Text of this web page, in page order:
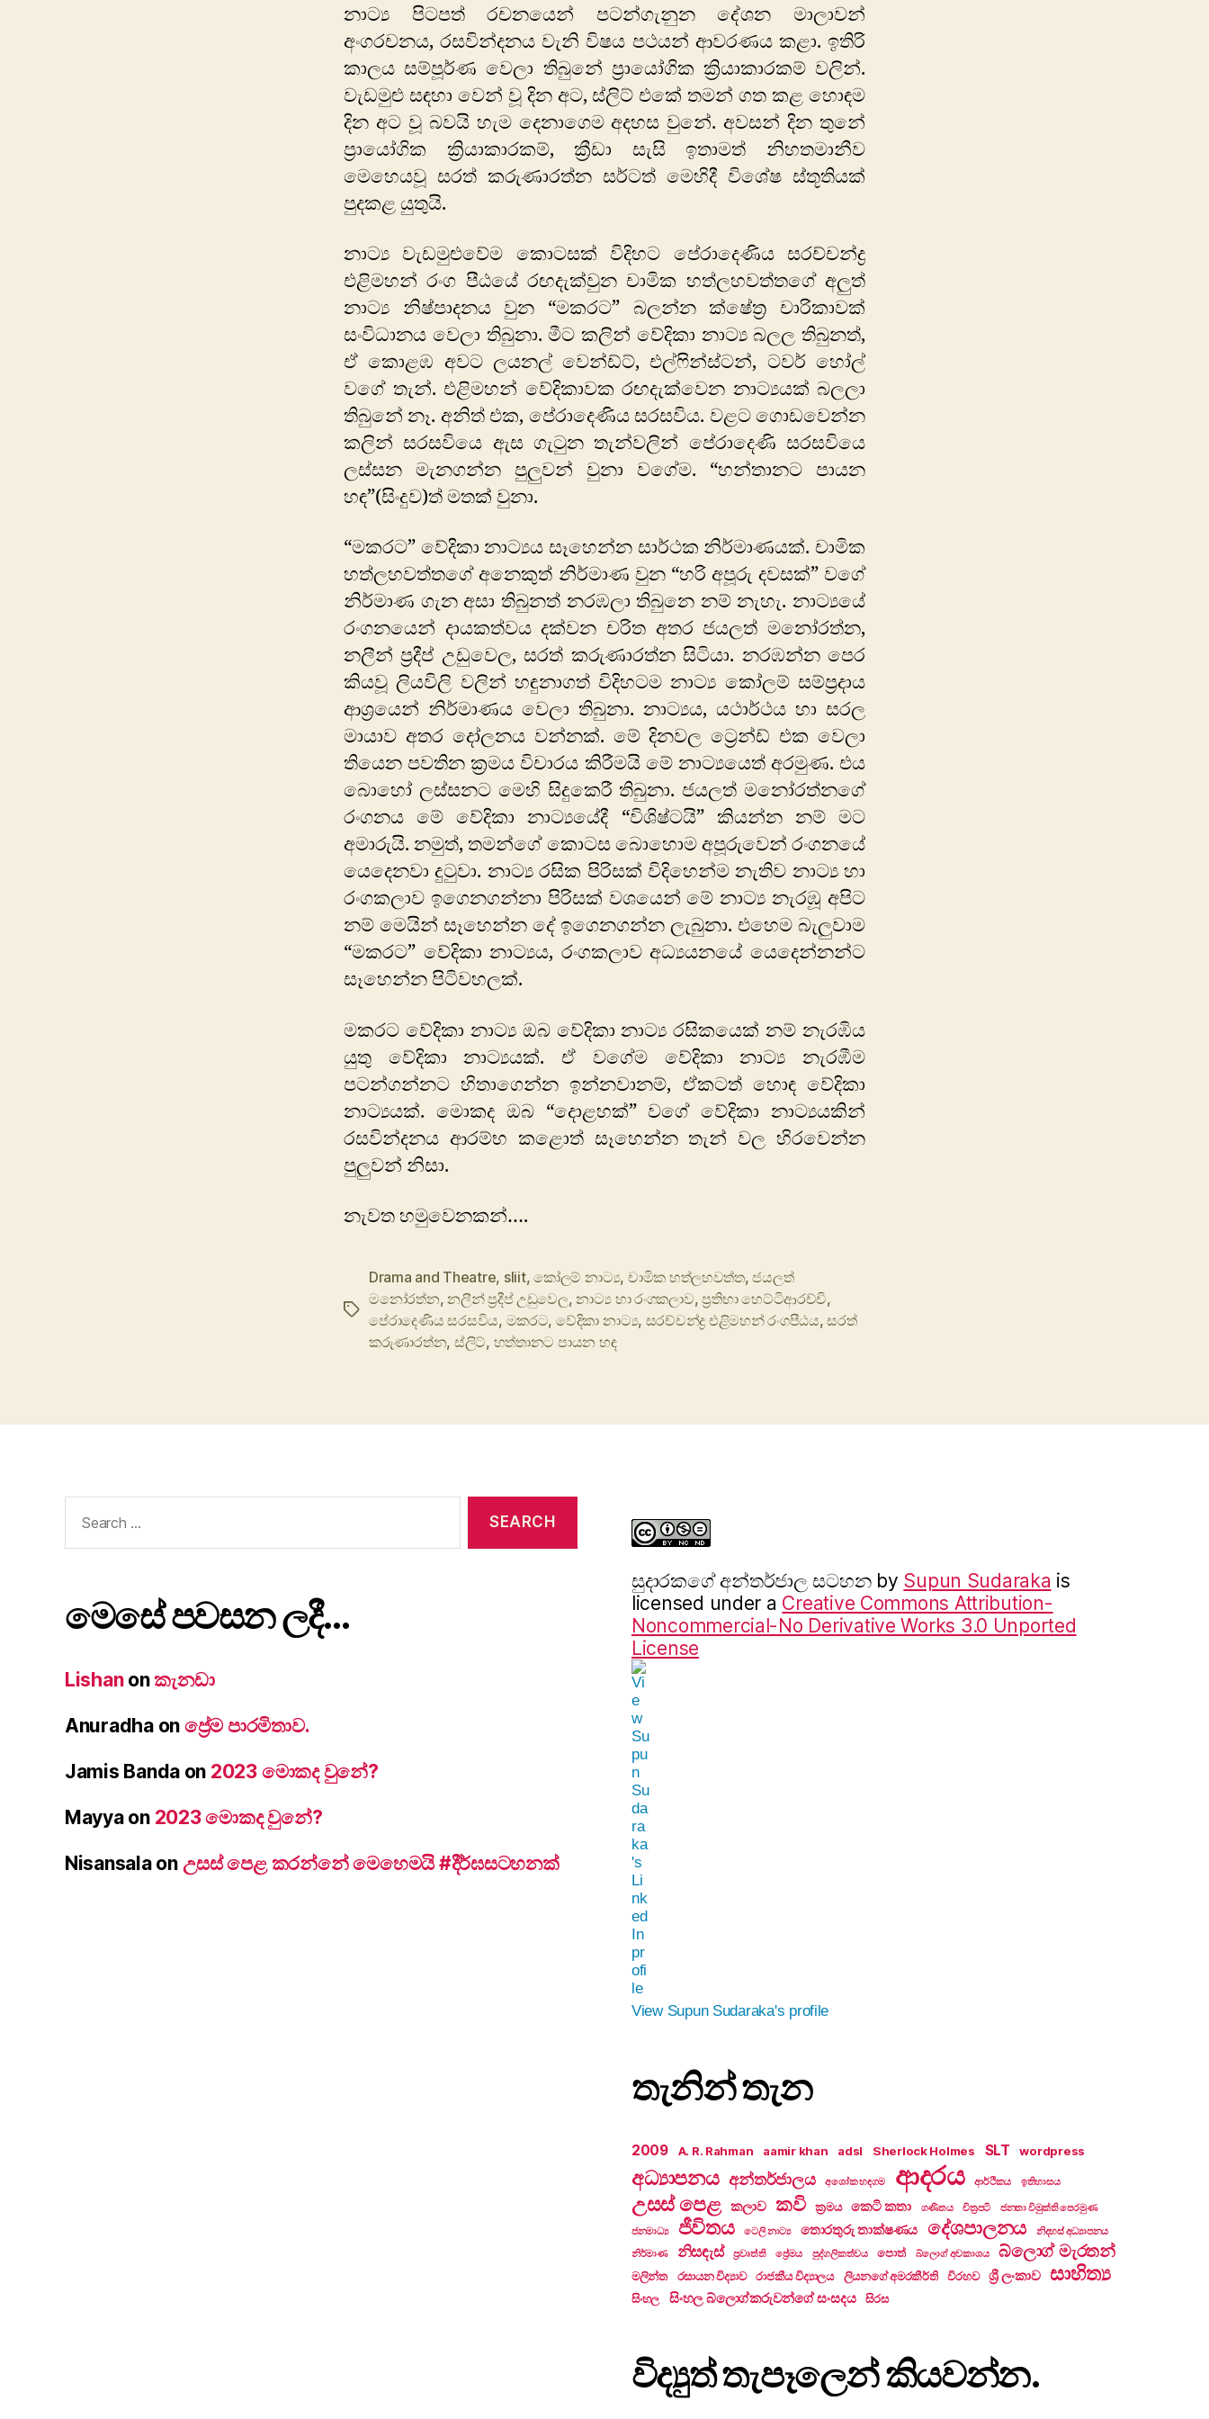
නාට්‍ය පිටපත් රචනයෙන් පටන්ගැනුන දේශන මාලාවන්
අංගරචනය, රසවින්දනය වැනි විෂය පථයන් ආවරණය කළා. ඉතිරි
කාලය සම්පූර්ණ වෙලා තිබුනේ ප්‍රායෝගික ක්‍රියාකාරකම් වලින්.
වැඩමුළු සඳහා වෙන් වූ දින අට, ස්ලිට් එකේ තමන් ගත කළ හොඳම
දින අට වූ බවයි හැම දෙනාගෙම අදහස වුනේ. අවසන් දින තුනේ
ප්‍රායෝගික ක්‍රියාකාරකම්, ක්‍රීඩා සැසි ඉතාමත් නිහතමානීව
මෙහෙයවූ සරත් කරුණාරත්න සර්ටත් මෙහිදී විශේෂ ස්තූතියක්
පුදකළ යුතුයි.
නාට්‍ය වැඩමුළුවේම කොටසක් විදිහට පේරාදෙණිය සරච්චන්ද්‍ර
එළිමහන් රංග පීඨයේ රඟදැක්වුන චාමික හත්ලහවත්තගේ අලුත්
නාට්‍ය නිෂ්පාදනය වුන “මකරට” බලන්න ක්ෂේත්‍ර චාරිකාවක්
සංවිධානය වෙලා තිබුනා. මීට කලින් වේදිකා නාට්‍ය බලල තිබුනත්,
ඒ කොළඹ අවට ලයනල් වෙන්ඩ්ට්, එල්ෆින්ස්ටන්, ටවර් හෝල්
වගේ තැන්. එළිමහන් වේදිකාවක රඟදැක්වෙන නාට්‍යයක් බලලා
තිබුනේ නෑ. අනිත් එක, පේරාදෙණිය සරසවිය. වළට ගොඩවෙන්න
කලින් සරසවියෙ ඇස ගැටුන තැන්වලින් පේරාදෙණි සරසවියෙ
ලස්සන මැනගන්න පුලුවන් වුනා වගේම. “හන්තානට පායන
හඳ”(සිංදුව)ත් මතක් වුනා.
“මකරට” වේදිකා නාට්‍යය සෑහෙන්න සාර්ථක නිර්මාණයක්. චාමික
හත්ලහවත්තගේ අනෙකුත් නිර්මාණ වුන “හරි අපූරු දවසක්” වගේ
නිර්මාණ ගැන අසා තිබුනත් නරඹලා තිබුනෙ නම් නැහැ. නාට්‍යයේ
රංගනයෙන් දායකත්වය දක්වන චරිත අතර ජයලත් මනෝරත්න,
නලීන් ප්‍රදීප් උඩුවෙල, සරත් කරුණාරත්න සිටියා. නරඹන්න පෙර
කියවූ ලියවිලි වලින් හඳුනාගත් විදිහටම නාට්‍ය කෝලම් සම්ප්‍රදාය
ආශ්‍රයෙන් නිර්මාණය වෙලා තිබුනා. නාට්‍යය, යථාර්ථය හා සරල
මායාව අතර දෝලනය වන්නක්. මේ දිනවල ට්‍රෙන්ඩ් එක වෙලා
තියෙන පවතින ක්‍රමය විචාරය කිරීමයි මේ නාට්‍යයෙත් අරමුණ. එය
බොහෝ ලස්සනට මෙහි සිදුකෙරී තිබුනා. ජයලත් මනෝරත්නගේ
රංගනය මේ වේදිකා නාට්‍යයේදී “විශිෂ්ටයි” කියන්න නම් මට
අමාරුයි. නමුත්, තමන්ගේ කොටස බොහොම අපූරුවෙන් රංගනයේ
යෙදෙනවා දුටුවා. නාට්‍ය රසික පිරිසක් විදිහෙන්ම නැතිව නාට්‍ය හා
රංගකලාව ඉගෙනගන්නා පිරිසක් වශයෙන් මේ නාට්‍ය නැරඹූ අපිට
නම් මෙයින් සෑහෙන්න දේ ඉගෙනගන්න ලැබුනා. එහෙම බැලුවාම
“මකරට” වේදිකා නාට්‍යය, රංගකලාව අධ්‍යයනයේ යෙදෙන්නන්ට
සෑහෙන්න පිටිවහලක්.
මකරට වේදිකා නාට්‍ය ඔබ වේදිකා නාට්‍ය රසිකයෙක් නම් නැරඹිය
යුතු වේදිකා නාට්‍යයක්. ඒ වගේම වේදිකා නාට්‍ය නැරඹීම
පටන්ගන්නට හිතාගෙන්න ඉන්නවානම්, ඒකටත් හොඳ වේදිකා
නාට්‍යයක්. මොකද ඔබ “දොළහක්” වගේ වේදිකා නාට්‍යයකින්
රසවින්දනය ආරම්භ කළොත් සෑහෙන්න තැන් වල හිරවෙන්න
පුලුවන් නිසා.
නැවත හමුවෙනකන්….
Tags
Drama and Theatre, sliit,කෝලම් නාට්‍ය, චාමික හත්ලහවත්ත,ජයලත්
මනෝරත්න,නලීන් ප්‍රදීප් උඩුවෙල,නාට්‍ය හා රංගකලාව,ප්‍රතිභා හෙට්ටිආරච්චි,
පේරාදෙණිය සරසවිය, මකරට, වේදිකා නාට්‍ය, සරච්චන්ද්‍ර එළිමහන් රංගපීඨය,සරත්
කරුණාරත්න, ස්ලිට්, හත්තානට පායන හඳ
for:
මෙසේ පවසන ලදී…
Lishanonකැනඩා
Anuradhaon ප්‍රේම පාරමිතාව.
Jamis Banda on 2023 මොකද වුනේ?
Mayyaon 2023 මොකද වුනේ?
Nisansalaon උසස් පෙළ කරන්නේ මෙහෙමයි #දීර්ඝසටහනක්
සුදාරක‍ගේ අන්තර්ජාල සටහනby Supun Sudaraka is
licensed under a Creative Commons Attribution-
Noncommercial-No Derivative Works 3.0 Unported
License
View Supun Sudaraka's profile
තැනින් තැන
2009 A. R. Rahman aamir khan adsl Sherlock Holmes SLT wordpress
අධ්‍යාපනය අන්තර්ජාලය අශෝක හඳගම ආදරය ආර්ථිකය ඉතිහාසය
උසස් පෙළ කලාව කවි ක්‍රමය කෙටි කතා ගණිතය චිත්‍රපටි
ජනතා විමුක්ති පෙරමුණ
ජනමාධ්‍ය
ජීවිතය ටෙලි නාට්‍ය තොරතුරු තාක්ෂණය දේශපාලනය
නිදහස් අධ්‍යාපනය
නිර්මාණ
නිසඳැස් ප්‍රවෘත්ති ප්‍රේමය පුද්ගලිකත්වය පොත් බ්ලොග් අවකාශය බ්ලොග් මැරතන්
මලින්ත රසායන විද්‍යාව රාජකීය විද්‍යාලය ලියනගේ අමරකීර්ති විරහව ශ්‍රී ලංකාව සාහිත්‍ය
සිංහල සිංහල බ්ලොග්කරුවන්ගේ සංසදය සිරස
විද්‍යුත් තැපෑලෙන් කියවන්න.